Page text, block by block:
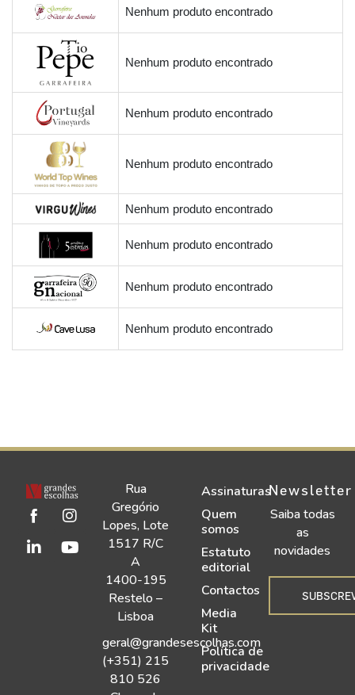
Nenhum produto encontrado
Nenhum produto encontrado
Nenhum produto encontrado
Nenhum produto encontrado
Nenhum produto encontrado
Nenhum produto encontrado
Nenhum produto encontrado
Nenhum produto encontrado
Rua
Gregório
Lopes, Lote
1517 R/C
A
1400-195
Restelo –
Lisboa
geral@grandesescolhas.com
(+351) 215
810 526
Assinaturas
Quem
somos
Estatuto
editorial
Contactos
Media
Kit
Política de
privacidade
Newsletter
Saiba todas
as
novidades